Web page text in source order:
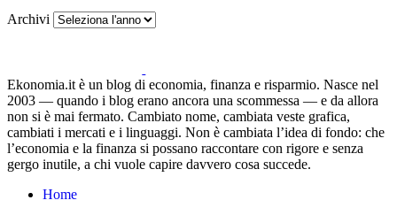
Archivi
Ekonomia.it è un blog di economia, finanza e risparmio. Nasce nel
2003 — quando i blog erano ancora una scommessa — e da allora
non si è mai fermato. Cambiato nome, cambiata veste grafica,
cambiati i mercati e i linguaggi. Non è cambiata l’idea di fondo: che
l’economia e la finanza si possano raccontare con rigore e senza
gergo inutile, a chi vuole capire davvero cosa succede.
Home